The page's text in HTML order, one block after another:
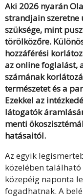
Aki 2026 nyarán
strandjain szeretne
szüksége, mint
törölközőre.
hozzáférési
az online foglalást,
számának
természetet és a
Ezekkel az
látogatók
menti
hatásaitól.
Az egyik
közelében
közepéig naponta
fogadhatnak. A